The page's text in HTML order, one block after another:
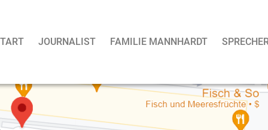
JOURNALIST FAMILIE MANNHARDT